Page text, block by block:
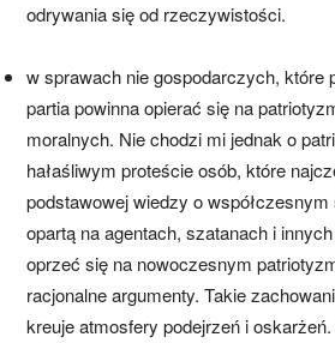
odrywania się od rzeczywistości.
w sprawach nie gospodarczych,
partia powinna opierać się na
moralnych. Nie chodzi mi jednak o
hałaśliwym proteście osób, które
podstawowej wiedzy o
opartą na agentach, szatanach i
oprzeć się na nowoczesnym
racjonalne argumenty. Takie
kreuje atmosfery podejrzeń i